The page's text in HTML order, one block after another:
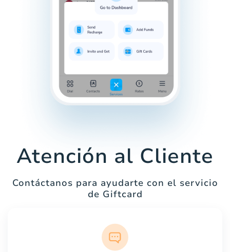
Atención al Cliente
Contáctanos para ayudarte con el servicio
de Giftcard